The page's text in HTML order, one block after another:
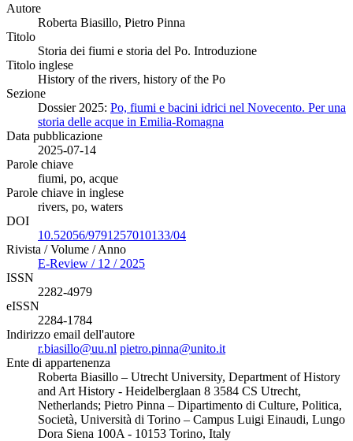
Autore
Roberta Biasillo, Pietro Pinna
Titolo
Storia dei fiumi e storia del Po. Introduzione
Titolo inglese
History of the rivers, history of the Po
Sezione
Dossier 2025: Po, fiumi e bacini idrici nel Novecento. Per una
storia delle acque in Emilia-Romagna
Data pubblicazione
2025-07-14
Parole chiave
fiumi, po, acque
Parole chiave in inglese
rivers, po, waters
DOI
10.52056/9791257010133/04
Rivista / Volume / Anno
E-Review / 12 / 2025
ISSN
2282-4979
eISSN
2284-1784
Indirizzo email dell'autore
r.biasillo@uu.nl pietro.pinna@unito.it
Ente di appartenenza
Roberta Biasillo – Utrecht University, Department of History
and Art History - Heidelberglaan 8 3584 CS Utrecht,
Netherlands; Pietro Pinna – Dipartimento di Culture, Politica,
Società, Università di Torino – Campus Luigi Einaudi, Lungo
Dora Siena 100A - 10153 Torino, Italy